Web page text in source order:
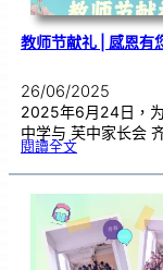
教师节献礼 | 感恩有
26/06/2025
2025年6月24日，
中学与 芙中家长会
閱讀全文:教
献
|感
有
您
，
一路
相
伴